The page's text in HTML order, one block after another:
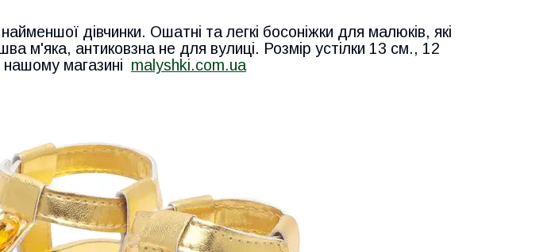
дівчинки. Ошатні та легкі босоніжки для малюків, які
м'яка, антиковзна не для вулиці. Розмір устілки 13 см., 12
магазині malyshki.com.ua